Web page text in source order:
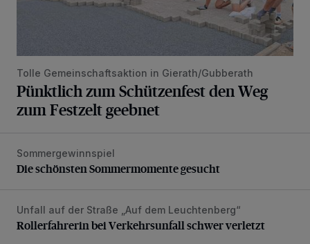
Tolle Gemeinschaftsaktion in Gierath/Gubberath
Pünktlich zum Schützenfest den Weg
zum Festzelt geebnet
Die schönsten Sommermomente gesucht
Sommergewinnspiel
Die schönsten Sommermomente gesucht
Rollerfahrerin bei Verkehrsunfall schwer verletzt
Unfall auf der Straße „Auf dem Leuchtenberg“
Rollerfahrerin bei Verkehrsunfall schwer verletzt